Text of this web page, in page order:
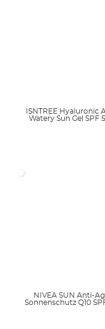
ISNTREE Hyaluronic
Watery Sun Gel SPF
NIVEA SUN Anti-
Sonnenschutz Q10